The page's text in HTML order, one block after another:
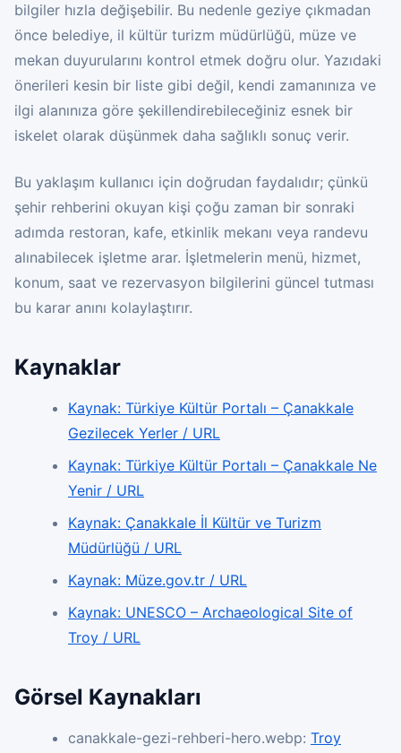
bilgiler hızla değişebilir. Bu nedenle geziye çıkmadan
önce belediye, il kültür turizm müdürlüğü, müze ve
mekan duyurularını kontrol etmek doğru olur. Yazıdaki
önerileri kesin bir liste gibi değil, kendi zamanınıza ve
ilgi alanınıza göre şekillendirebileceğiniz esnek bir
iskelet olarak düşünmek daha sağlıklı sonuç verir.
Bu yaklaşım kullanıcı için doğrudan faydalıdır; çünkü
şehir rehberini okuyan kişi çoğu zaman bir sonraki
adımda restoran, kafe, etkinlik mekanı veya randevu
alınabilecek işletme arar. İşletmelerin menü, hizmet,
konum, saat ve rezervasyon bilgilerini güncel tutması
bu karar anını kolaylaştırır.
Kaynaklar
Kaynak: Türkiye Kültür Portalı – Çanakkale
Gezilecek Yerler / URL
Kaynak: Türkiye Kültür Portalı – Çanakkale Ne
Yenir / URL
Kaynak: Çanakkale İl Kültür ve Turizm
Müdürlüğü / URL
Kaynak: Müze.gov.tr / URL
Kaynak: UNESCO – Archaeological Site of
Troy / URL
Görsel Kaynakları
canakkale-gezi-rehberi-hero.webp: Troy